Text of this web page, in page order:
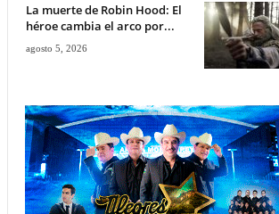
La muerte de Robin Hood: El
héroe cambia el arco por...
agosto 5, 2026